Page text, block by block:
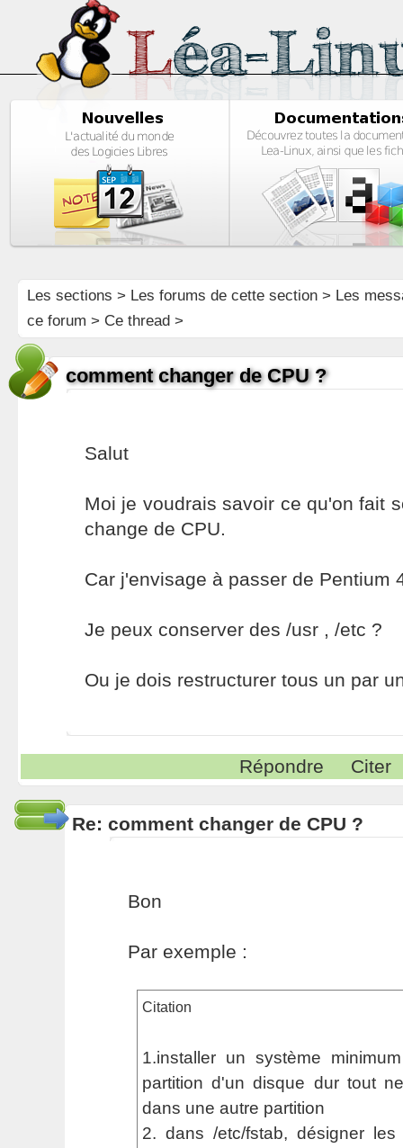
Les sections > Les forums de cette section> Les
ce forum > Ce thread >
comment changer de CPU ?
Salut
Moi je voudrais savoir ce qu'on fait
change de CPU.
Car j'envisage à passer de Pentium
Je peux conserver des /usr , /etc ?
Ou je dois restructurer tous un par
Répondre Citer
Re: comment changer de CPU ?
Bon
Par exemple :
Citation
1.installer un système
partition d'un disque dur tout
dans une autre partition
2. dans /etc/fstab, désigner